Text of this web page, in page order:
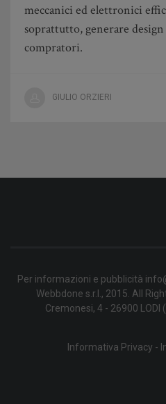
meccanici ed elettronici
soprattutto, generare
compratori.
GIULIO ORZIERI
Per informazioni e pubblicità
Webbdone s.r.l., 2015. All
Cremonesi, 4 - 26900 LODI
Informativa Privacy -